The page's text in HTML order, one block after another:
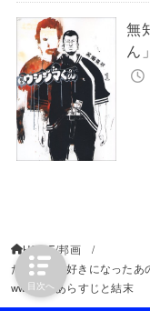
無
ん
HOME 邦画
たたかえ。好きになったあ
www」 あらすじと結末
目次へ